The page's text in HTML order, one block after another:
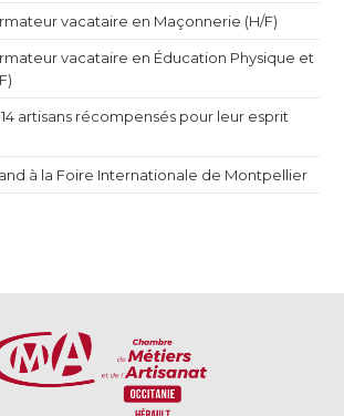
vacataire en Maçonnerie (H/F)
vacataire en Éducation Physique et
14 artisans récompensés pour leur esprit
à la Foire Internationale de Montpellier